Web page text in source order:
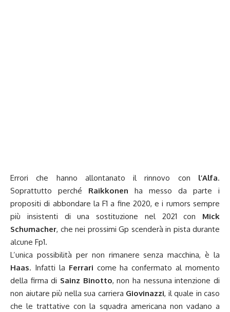
Errori che hanno allontanato il rinnovo con l’Alfa.
Soprattutto perché Raikkonen
ha messo da parte i
propositi di abbondare la F1 a fine 2020, e i rumors sempre
più insistenti di una sostituzione nel 2021 con Mick
Schumacher, che nei prossimi Gp scenderà in pista durante
alcune Fp1.
L’unica possibilità per non rimanere senza macchina, è la
Haas. Infatti la Ferrari come ha confermato al momento
della firma di Sainz Binotto, non ha nessuna intenzione di
non aiutare più nella sua carriera Giovinazzi, il quale in caso
che le trattative con la squadra americana non vadano a